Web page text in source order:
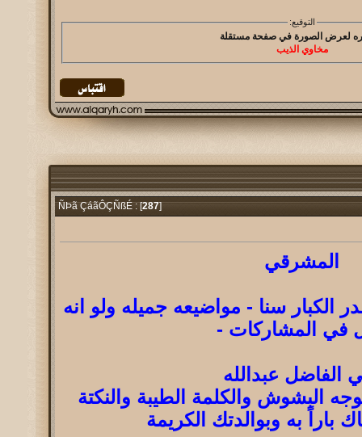
التوقيع:
مخاوي الذيب
ÑÞã ÇáãÔÇÑßÉ : [
287]
المشرقي
الكبار سنا - مواضيعه جميله ولو انه
في المشاركات -
الفاضل عبدالله
البشوش والكلمة الطيبة والنكتة
باراً به وبوالدتك الكريمة